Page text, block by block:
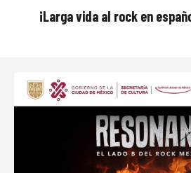
¡Larga vida al rock en